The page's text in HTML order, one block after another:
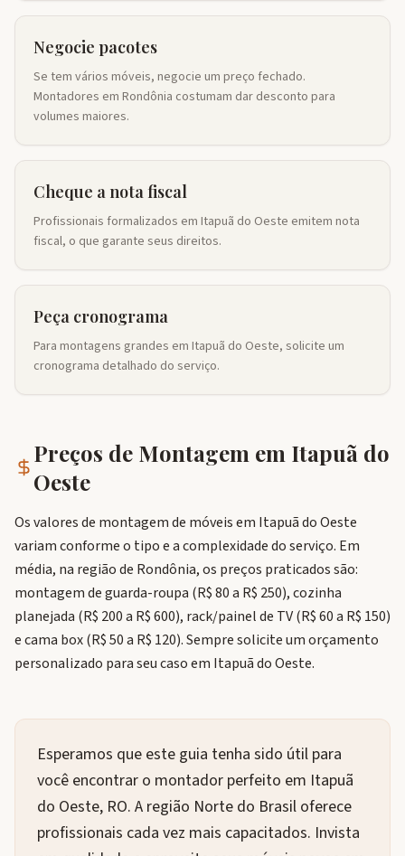
Negocie pacotes
Se tem vários móveis, negocie um preço fechado.
Montadores em Rondônia costumam dar desconto para
volumes maiores.
Cheque a nota fiscal
Profissionais formalizados em Itapuã do Oeste emitem nota
fiscal, o que garante seus direitos.
Peça cronograma
Para montagens grandes em Itapuã do Oeste, solicite um
cronograma detalhado do serviço.
Preços de Montagem em Itapuã do
Oeste
Os valores de montagem de móveis em Itapuã do Oeste
variam conforme o tipo e a complexidade do serviço. Em
média, na região de Rondônia, os preços praticados são:
montagem de guarda-roupa (R$ 80 a R$ 250), cozinha
planejada (R$ 200 a R$ 600), rack/painel de TV (R$ 60 a R$ 150)
e cama box (R$ 50 a R$ 120). Sempre solicite um orçamento
personalizado para seu caso em Itapuã do Oeste.
Esperamos que este guia tenha sido útil para
você encontrar o montador perfeito em Itapuã
do Oeste, RO. A região Norte do Brasil oferece
profissionais cada vez mais capacitados. Invista